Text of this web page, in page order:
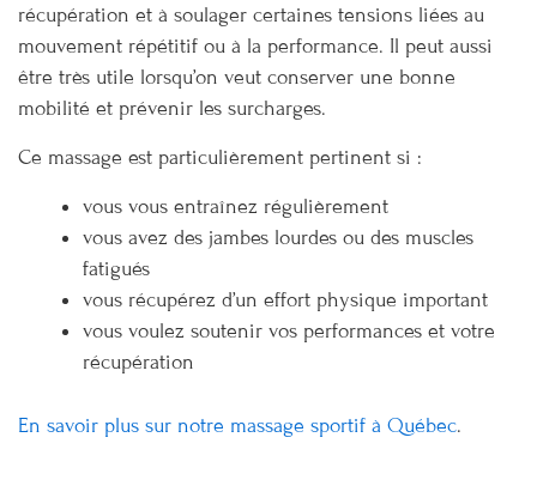
récupération et à soulager certaines tensions liées au
mouvement répétitif ou à la performance. Il peut aussi
être très utile lorsqu’on veut conserver une bonne
mobilité et prévenir les surcharges.
Ce massage est particulièrement pertinent si :
vous vous entraînez régulièrement
vous avez des jambes lourdes ou des muscles
fatigués
vous récupérez d’un effort physique important
vous voulez soutenir vos performances et votre
récupération
En savoir plus sur notre massage sportif à Québec.